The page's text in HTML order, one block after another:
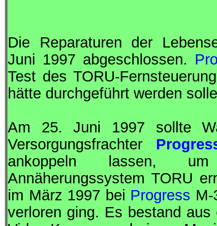
Die Reparaturen der
Juni 1997 abgeschlossen.
Test des TORU-
hätte durchgeführt werden
Am 25. Juni 1997 sollte
Versorgungsfrachter
ankoppeln lassen,
Annäherungssystem TORU
im März 1997 bei Progress
verloren ging. Es bestand